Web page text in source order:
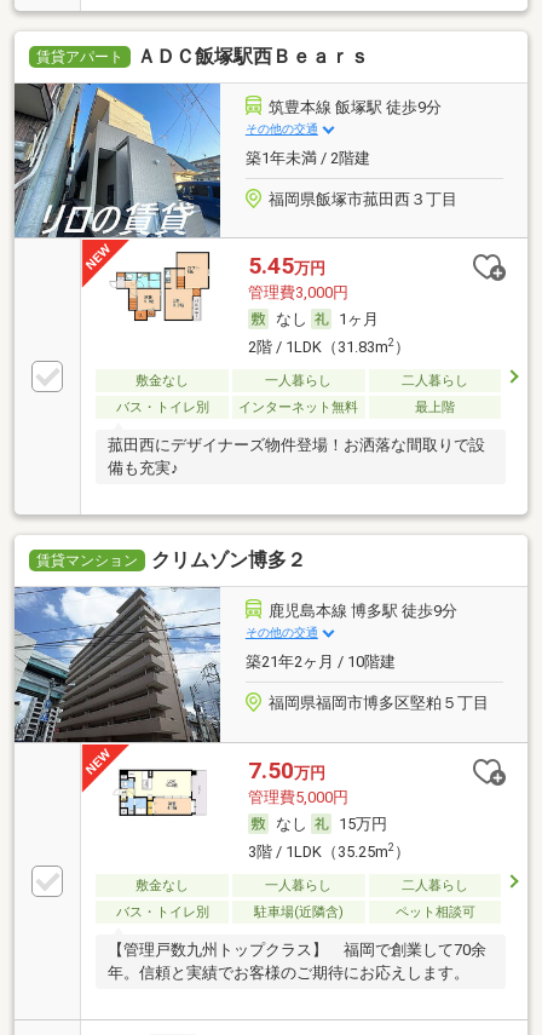
賃貸アパート ＡＤＣ飯塚駅西Ｂｅａｒｓ
筑豊本線 飯塚駅 徒歩9分
その他の交通
築1年未満 / 2階建
福岡県飯塚市菰田西３丁目
5.45万円
管理費3,000円
なし
1ヶ月
2階 / 1LDK（31.83m2）
敷金なし 一人暮らし
二人暮らし
バス・トイレ別
インターネット無料 最上階
菰田西にデザイナーズ物件登場！お洒落な間取りで設
備も充実♪
賃貸マンション クリムゾン博多２
鹿児島本線 博多駅 徒歩9分
その他の交通
築21年2ヶ月 / 10階建
福岡県福岡市博多区堅粕５丁目
7.50万円
管理費5,000円
なし
15万円
3階 / 1LDK（35.25m2）
敷金なし 一人暮らし
二人暮らし
バス・トイレ別
駐車場(近隣含) ペット相談可
【管理戸数九州トップクラス】 福岡で創業して70余
年。信頼と実績でお客様のご期待にお応えします。